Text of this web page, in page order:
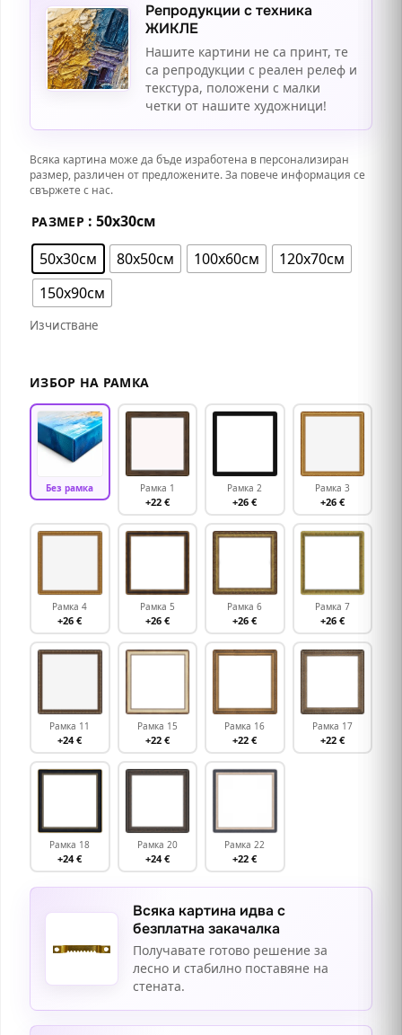
Репродукции с техника
ЖИКЛЕ
Нашите картини не са принт, те
са репродукции с реален релеф и
текстура, положени с малки
четки от нашите художници!
Всяка картина може да бъде изработена в персонализиран
размер, различен от предложените. За повече информация се
свържете с нас.
РАЗМЕР : 50х30см
50х30см
80х50см 100х60см
120х70см
150х90см
Изчистване
ИЗБОР НА РАМКА
Без рамка Рамка 1
+22 €
Рамка 2
+26 €
Рамка 3
+26 €
Рамка 4
+26 €
Рамка 5
+26 €
Рамка 6
+26 €
Рамка 7
+26 €
Рамка 11
+24 €
Рамка 15
+22 €
Рамка 16
+22 €
Рамка 17
+22 €
Рамка 18
+24 €
Рамка 20
+24 €
Рамка 22
+22 €
Всяка картина идва с
безплатна закачалка
Получавате готово решение за
лесно и стабилно поставяне на
стената.